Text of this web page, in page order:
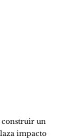
construir un
impacto